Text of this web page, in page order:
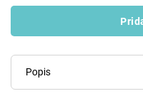
Popis